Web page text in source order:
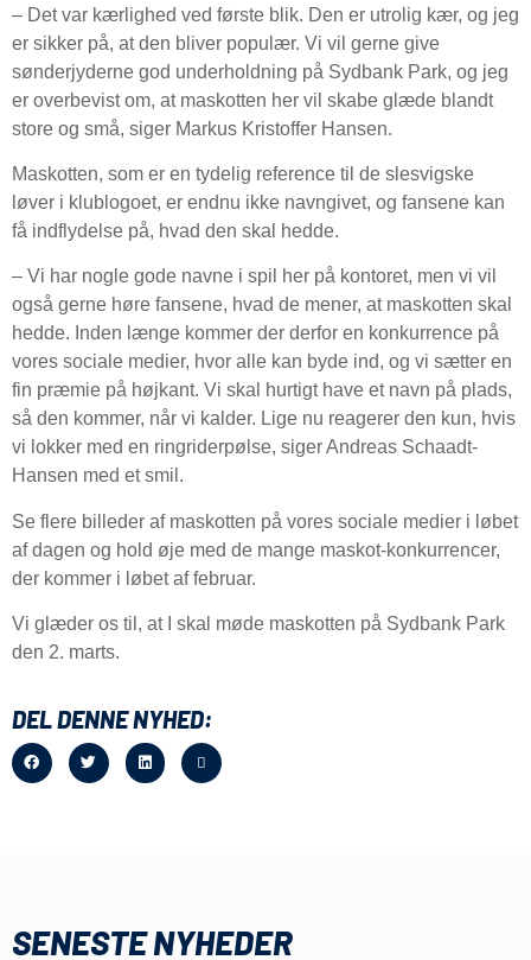
– Det var kærlighed ved første blik. Den er utrolig kær, og jeg
er sikker på, at den bliver populær. Vi vil gerne give
sønderjyderne god underholdning på Sydbank Park, og jeg
er overbevist om, at maskotten her vil skabe glæde blandt
store og små, siger Markus Kristoffer Hansen.
Maskotten, som er en tydelig reference til de slesvigske
løver i klublogoet, er endnu ikke navngivet, og fansene kan
få indflydelse på, hvad den skal hedde.
– Vi har nogle gode navne i spil her på kontoret, men vi vil
også gerne høre fansene, hvad de mener, at maskotten skal
hedde. Inden længe kommer der derfor en konkurrence på
vores sociale medier, hvor alle kan byde ind, og vi sætter en
fin præmie på højkant. Vi skal hurtigt have et navn på plads,
så den kommer, når vi kalder. Lige nu reagerer den kun, hvis
vi lokker med en ringriderpølse, siger Andreas Schaadt-
Hansen med et smil.
Se flere billeder af maskotten på vores sociale medier i løbet
af dagen og hold øje med de mange maskot-konkurrencer,
der kommer i løbet af februar.
Vi glæder os til, at I skal møde maskotten på Sydbank Park
den 2. marts.
DEL DENNE NYHED:
SENESTE NYHEDER